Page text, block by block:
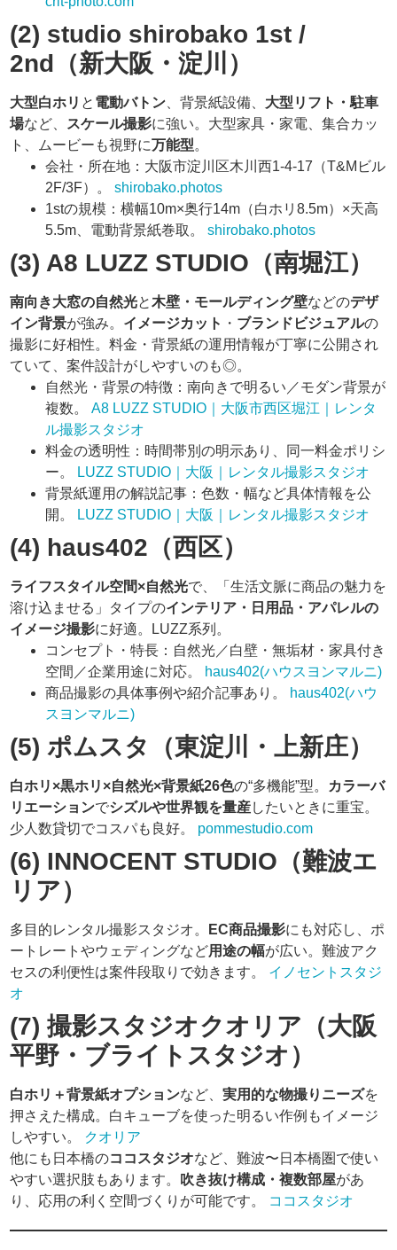
(2) studio shirobako 1st /
2nd（新大阪・淀川）
大型白ホリ と 電動バトン 、背景紙設備、 大型リフト・駐車
場など、 スケール撮影に強い。大型家具・家電、集合カッ
ト、ムービーも視野に万能型。
会社・所在地：大阪市淀川区木川西1-4-17（T&Mビル
2F/3F）。shirobako.photos
1stの規模：横幅10m×奥行14m（白ホリ8.5m）×天高
5.5m、電動背景紙巻取。shirobako.photos
(3) A8 LUZZ STUDIO（南堀江）
南向き大窓の自然光と木壁・モールディング壁などのデザ
イン背景が強み。 イメージカット ・ ブランドビジュアルの
撮影に好相性。料金・背景紙の運用情報が丁寧に公開され
ていて、案件設計がしやすいのも◎。
自然光・背景の特徴：南向きで明るい／モダン背景が
複数。A8 LUZZ STUDIO｜大阪市西区堀江｜レンタ
ル撮影スタジオ
料金の透明性：時間帯別の明示あり、同一料金ポリシ
ー。
LUZZ STUDIO｜大阪｜レンタル撮影スタジオ
背景紙運用の解説記事：色数・幅など具体情報を公
開。
LUZZ STUDIO｜大阪｜レンタル撮影スタジオ
(4) haus402（西区）
ライフスタイル空間×自然光で、「生活文脈に商品の魅力を
溶け込ませる」タイプのインテリア・日用品・アパレルの
イメージ撮影に好適。LUZZ系列。
コンセプト・特長：自然光／白壁・無垢材・家具付き
空間／企業用途に対応。
haus402(ハウスヨンマルニ)
商品撮影の具体事例や紹介記事あり。
haus402(ハウ
スヨンマルニ)
(5) ポムスタ（東淀川・上新庄）
白ホリ×黒ホリ×自然光×背景紙26色の“多機能”型。
カラーバ
リエーションでシズルや世界観を量産したいときに重宝。
少人数貸切でコスパも良好。 pommestudio.com
(6) INNOCENT STUDIO（難波エ
リア）
多目的レンタル撮影スタジオ。 EC商品撮影にも対応し、ポ
ートレートやウェディングなど用途の幅が広い。難波アク
セスの利便性は案件段取りで効きます。 イノセントスタジ
オ
(7) 撮影スタジオクオリア（大阪
平野・ブライトスタジオ）
白ホリ＋背景紙オプションなど、実用的な物撮りニーズを
押さえた構成。白キューブを使った明るい作例もイメージ
しやすい。
クオリア
他にも日本橋のココスタジオなど、難波〜日本橋圏で使い
やすい選択肢もあります。
吹き抜け構成・複数部屋があ
り、応用の利く空間づくりが可能です。
ココスタジオ